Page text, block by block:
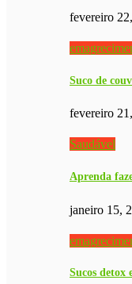
fevereiro
Suco de
fevereiro
Saudável
Aprenda
janeiro 15,
Sucos detox